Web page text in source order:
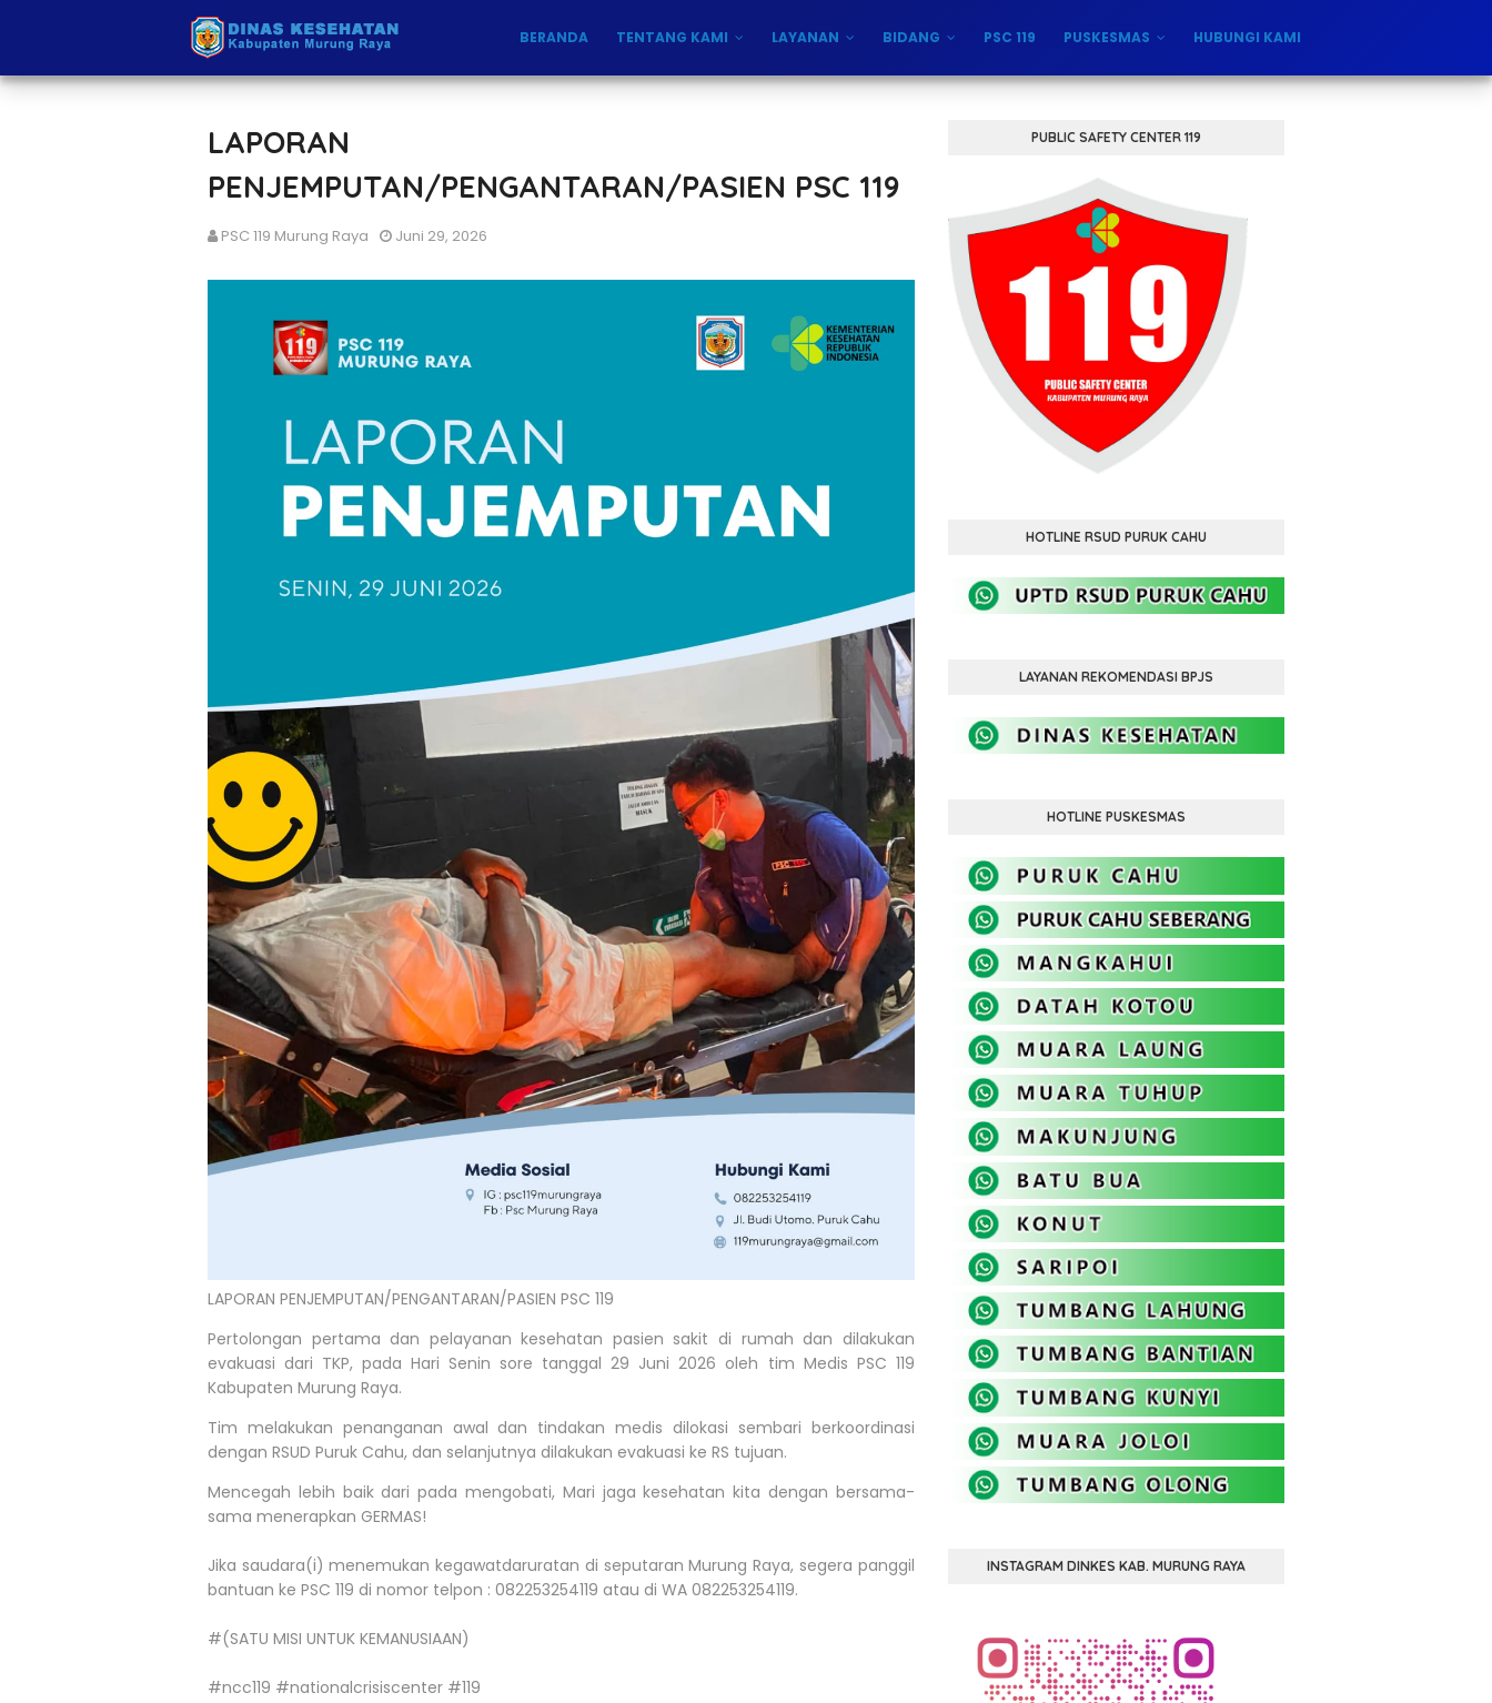
BERANDA TENTANG KAMI LAYANAN BIDANG PSC 119 PUSKESMAS HUBUNGI KAMI
LAPORAN
PENJEMPUTAN/PENGANTARAN/PASIEN PSC 119
PSC 119 Murung Raya Juni 29, 2026
LAPORAN PENJEMPUTAN/PENGANTARAN/PASIEN PSC 119
Pertolongan pertama dan pelayanan kesehatan pasien sakit di rumah dan dilakukan
evakuasi dari TKP, pada Hari Senin sore tanggal 29 Juni 2026 oleh tim Medis PSC 119
Kabupaten Murung Raya.
Tim melakukan penanganan awal dan tindakan medis dilokasi sembari berkoordinasi
dengan RSUD Puruk Cahu, dan selanjutnya dilakukan evakuasi ke RS tujuan.
Mencegah lebih baik dari pada mengobati, Mari jaga kesehatan kita dengan bersama-
sama menerapkan GERMAS!
Jika saudara(i) menemukan kegawatdaruratan di seputaran Murung Raya, segera panggil
bantuan ke PSC 119 di nomor telpon : 082253254119 atau di WA 082253254119.
#(SATU MISI UNTUK KEMANUSIAAN)
#ncc119 #nationalcrisiscenter #119
PUBLIC SAFETY CENTER 119
HOTLINE RSUD PURUK CAHU
LAYANAN REKOMENDASI BPJS
HOTLINE PUSKESMAS
INSTAGRAM DINKES KAB. MURUNG RAYA